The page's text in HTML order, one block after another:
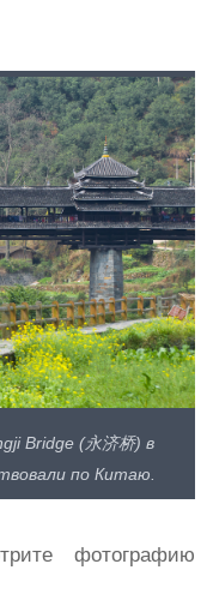
Bridge (永济桥) в
по Китаю.
фотографию